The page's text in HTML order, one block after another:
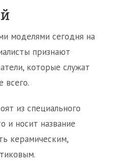
моделями сегодня на
признают
которые служат
всего.
из специального
и носит название
керамическим,